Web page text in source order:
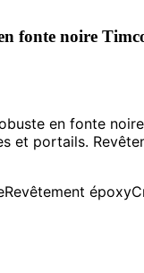
fonte noire
en fonte
et portails.
Revêtement époxy